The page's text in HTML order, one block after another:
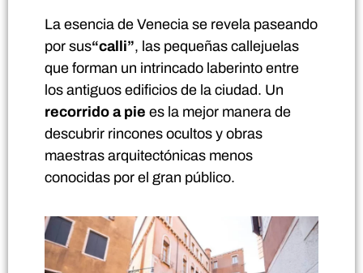
La esencia de Venecia se revela paseando
por sus“calli”, las pequeñas callejuelas
que forman un intrincado laberinto entre
los antiguos edificios de la ciudad. Un
recorrido a pie es la mejor manera de
descubrir rincones ocultos y obras
maestras arquitectónicas menos
conocidas por el gran público.